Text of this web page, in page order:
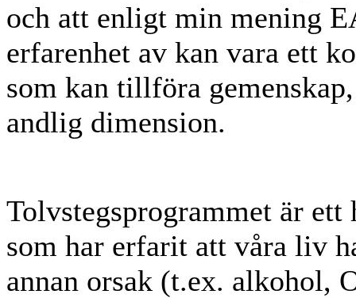
och att enligt min mening
erfarenhet av kan vara ett
som kan tillföra
andlig dimension.
Tolvstegsprogrammet är
som har erfarit att våra liv
annan orsak (t.ex. alkohol,